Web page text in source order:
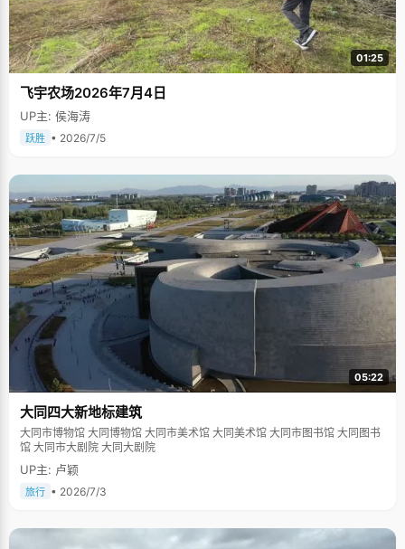
01:25
飞宇农场2026年7月4日
UP主: 侯海涛
跃胜 • 2026/7/5
05:22
大同四大新地标建筑
大同市博物馆 大同博物馆 大同市美术馆 大同美术馆 大同市图书馆 大同图书
馆 大同市大剧院 大同大剧院
UP主: 卢颖
旅行 • 2026/7/3